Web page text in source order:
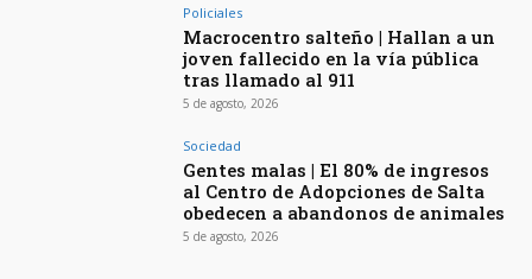
Policiales
Macrocentro salteño | Hallan a un
joven fallecido en la vía pública
tras llamado al 911
5 de agosto, 2026
Sociedad
Gentes malas | El 80% de ingresos
al Centro de Adopciones de Salta
obedecen a abandonos de animales
5 de agosto, 2026